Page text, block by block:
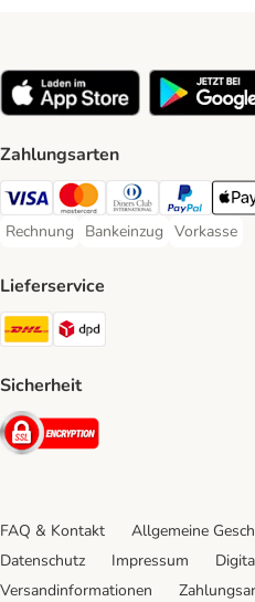
Zahlungsarten
Visa Payment Method
Mastercard Payment Method
Diners Club
PayPal Apple
Rechnung
Rechnung Payment Method
Bankeinzug
Bankeinzug Payment
Vorkasse
Vorkasse
Lieferservice
DHL Shipping Method
Sicherheit
Security
FAQ & Kontakt
Allgemeine
Datenschutz
Impressum
Versandinformationen